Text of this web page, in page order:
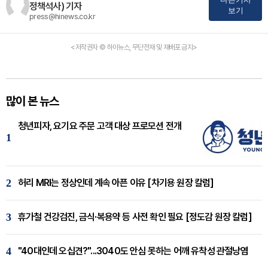
정책석사) 기자
press@hinews.co.kr
보기
<저작권자 © 하이뉴스, 무단전재 및 재배포 금지>
많이 본 뉴스
1
청년피자, 요기요 주문 고객 대상 프로모션 전개
2 허리 MRI는 정상인데 계속 아픈 이유 [차기용 원장 칼럼]
3 휴가철 건강검진, 금식·복용약 등 사전 확인 필요 [정도감 원장 칼럼]
4 "40대인데 오십견?"...3040도 안심 못하는 어깨 유착성 관절낭염